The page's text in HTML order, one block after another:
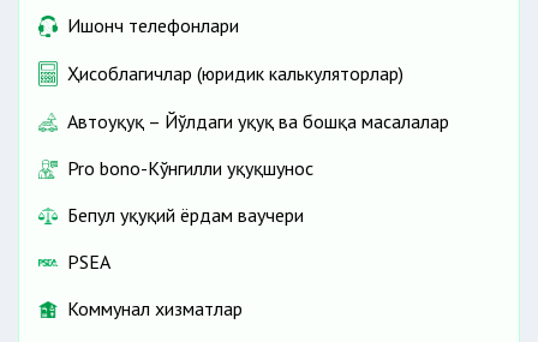
Ишонч телефонлари
Ҳисоблагичлар (юридик калькуляторлар)
Автоҳуқуқ – Йўлдаги ҳуқуқ ва бошқа масалалар
Pro bono-Кўнгилли ҳуқуқшунос
Бепул ҳуқуқий ёрдам ваучери
PSEA
Коммунал хизматлар